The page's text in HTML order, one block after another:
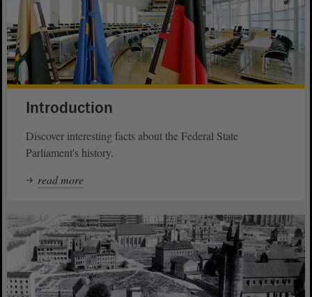
Introduction
Discover interesting facts about the Federal State
Parliament's history.
read more